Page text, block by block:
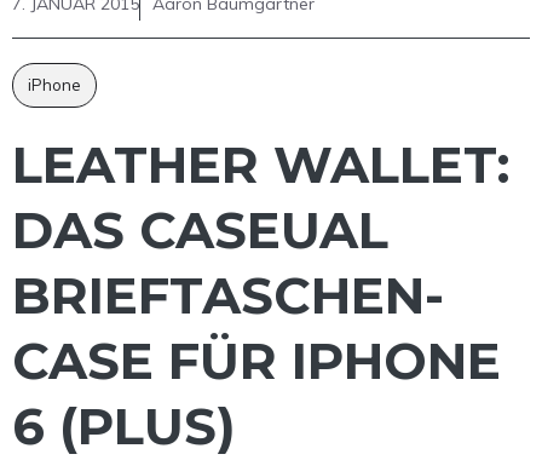
iPhone
LEATHER WALLET:
DAS CASEUAL
BRIEFTASCHEN-
CASE FÜR IPHONE
6 (PLUS)